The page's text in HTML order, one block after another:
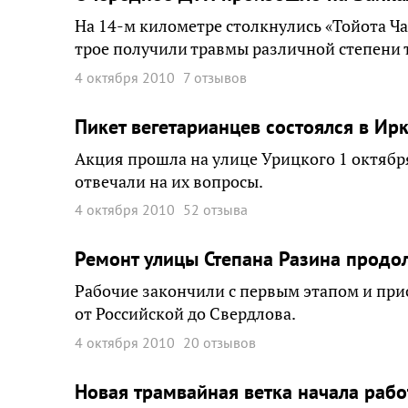
На 14-м километре столкнулись «Тойота
трое получили травмы различной степени
4 октября 2010 7 отзывов
Пикет вегетарианцев состоялся в
Акция прошла на улице Урицкого 1
отвечали на их вопросы.
4 октября 2010 52 отзыва
Ремонт улицы Степана Разина
Рабочие закончили с первым этапом и
от Российской до Свердлова.
4 октября 2010 20 отзывов
Новая трамвайная ветка начала